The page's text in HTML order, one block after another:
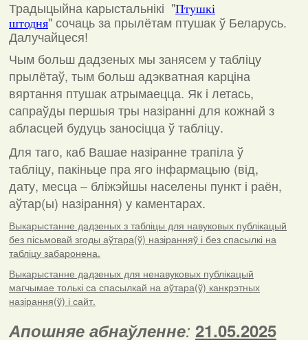
Традыцыйна карыстальнікі "Птушкі
штодня"сочаць за прылётам птушак ў Беларусь.
Далучайцеся!
Чым больш дадзеных мы занясем у табліцу
прылётаў, тым больш адэкватная карціна
вяртання птушак атрымаецца. Як і летась,
сапраўды першыя тры назіранні для кожнай з
абласцей будуць заносіцца ў табліцу.
Для таго, каб Вашае назіранне трапіла ў
табліцу, пакіньце пра яго інфармацыю (від,
дату, месца – бліжэйшы населены пункт і раён,
аўтар(ы) назірання) у каментарах.
Выкарыстанне дадзеных з табліцы для навуковых публікацый
без пісьмовай згоды аўтара(ў) назіранняў і без спасылкі на
табліцу забаронена.
Выкарыстанне дадзеных для ненавуковых публікацый
магчымае толькі са спасылкай на аўтара(ў) канкрэтных
назірання(ў) і сайт.
Апошняе абнаўленне: 21.05.2025